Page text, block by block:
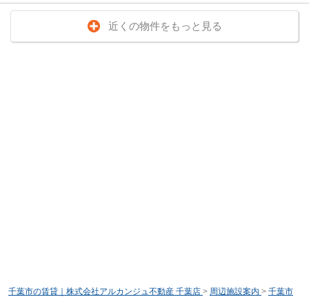
近くの物件をもっと見る
千葉市の賃貸｜株式会社アルカンジュ不動産 千葉店 > 周辺施設案内 > 千葉市